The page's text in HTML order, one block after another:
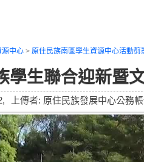
源中心 > 原住民族南區學生資源中心活動剪
學生聯合迎新暨
上傳者: 原住民族發展中心公務